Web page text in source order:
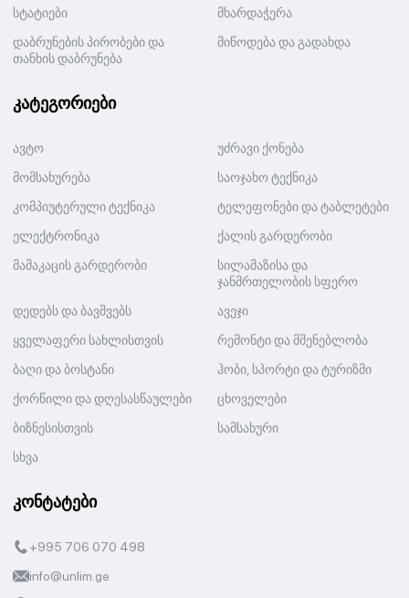
სტატიები
მხარდაჭერა
დაბრუნების პირობები და
თანხის დაბრუნება
მიწოდება და გადახდა
კატეგორიები
ავტო
უძრავი ქონება
მომსახურება
საოჯახო ტექნიკა
კომპიუტერული ტექნიკა
ტელეფონები და ტაბლეტები
ელექტრონიკა
ქალის გარდერობი
მამაკაცის გარდერობი
სილამაზისა და
ჯანმრთელობის სფერო
დედებს და ბავშვებს
ავეჯი
ყველაფერი სახლისთვის
რემონტი და მშენებლობა
ბაღი და ბოსტანი
ჰობი, სპორტი და ტურიზმი
ქორწილი და დღესასწაულები
ცხოველები
ბიზნესისთვის
სამსახური
სხვა
კონტატები
+995 706 070 498
info@unlim.ge